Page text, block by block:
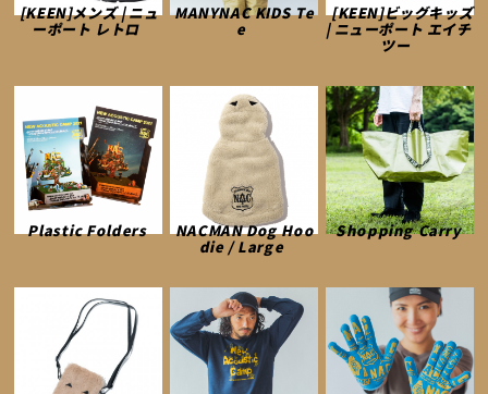
[KEEN]メンズ | ニュ
ーポート レトロ
MANYNAC KIDS Te
e
[KEEN]ビッグキッズ
| ニューポート エイチ
ツー
Plastic Folders NACMAN Dog Hoo
die / Large
Shopping Carry